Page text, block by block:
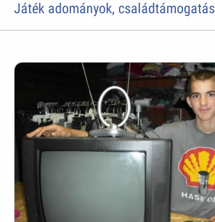
Játék adományok, családtámogatás